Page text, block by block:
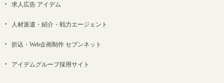
求人広告 アイデム
人材派遣・紹介・戦力エージェント
折込・Web企画制作 セブンネット
アイデムグループ採用サイト